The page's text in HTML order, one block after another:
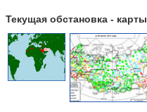
Текущая обстановка - карты